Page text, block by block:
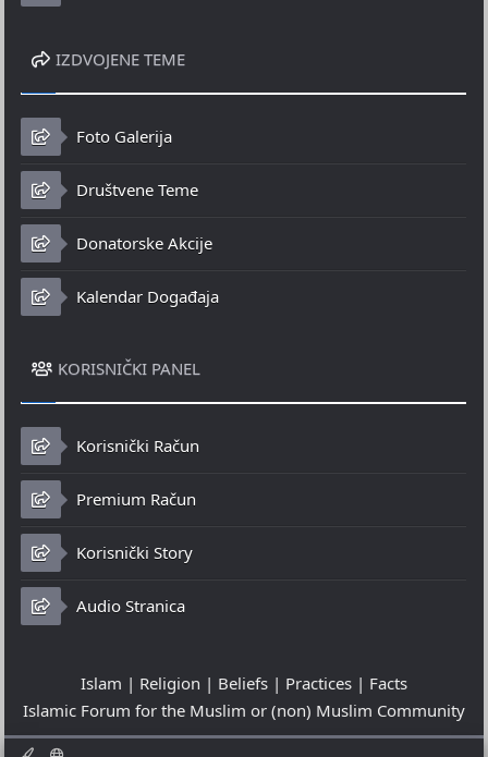
IZDVOJENE TEME
Foto Galerija
Društvene Teme
Donatorske Akcije
Kalendar Događaja
KORISNIČKI PANEL
Korisnički Račun
Premium Račun
Korisnički Story
Audio Stranica
Islam | Religion | Beliefs | Practices | Facts
Islamic Forum for the Muslim or (non) Muslim Community